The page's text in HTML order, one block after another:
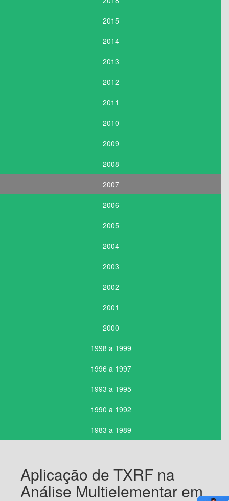
2015
2014
2013
2012
2011
2010
2009
2008
2007
2006
2005
2004
2003
2002
2001
2000
1998 a 1999
1996 a 1997
1993 a 1995
1990 a 1992
1983 a 1989
Aplicação de TXRF na
Análise Multielementar em